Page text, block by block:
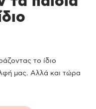
το ίδιο
μας. Αλλά και τώρα